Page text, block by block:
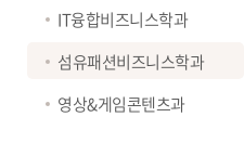
IT융합비즈니스학과
섬유패션비즈니스학과
영상&게임콘텐츠과